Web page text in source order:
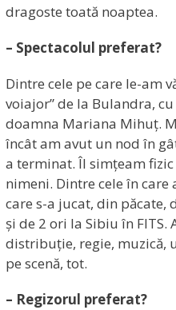
dragoste toată noaptea.
– Spectacolul preferat?
Dintre cele pe care le-am
voiajor” de la Bulandra,
doamna Mariana Mihuț.
încât am avut un nod în
a terminat. Îl simțeam
nimeni. Dintre cele în care
care s-a jucat, din păcate,
și de 2 ori la Sibiu în
distribuție, regie, muzică,
pe scenă, tot.
– Regizorul preferat?